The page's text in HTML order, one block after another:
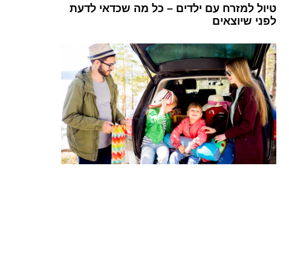
טיול למזרח עם ילדים – כל מה שכדאי לדעת
לפני שיוצאים